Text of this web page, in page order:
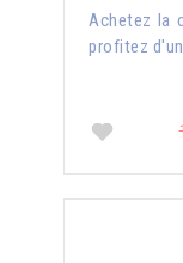
Achetez la
profitez